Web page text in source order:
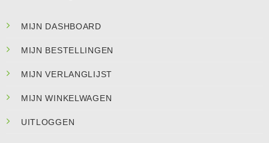
MIJN DASHBOARD
MIJN BESTELLINGEN
MIJN VERLANGLIJST
MIJN WINKELWAGEN
UITLOGGEN